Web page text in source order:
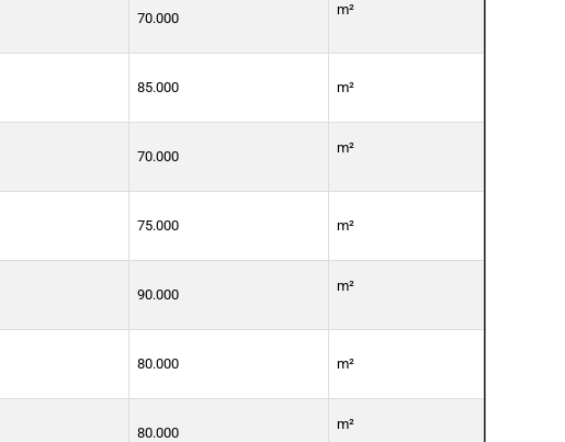
70.000
m²
85.000 m²
70.000
m²
75.000 m²
90.000
m²
80.000 m²
80.000
m²